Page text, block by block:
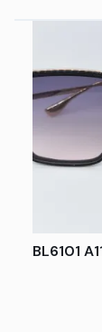
BL6101